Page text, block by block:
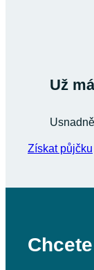
Už
Získat půjčku